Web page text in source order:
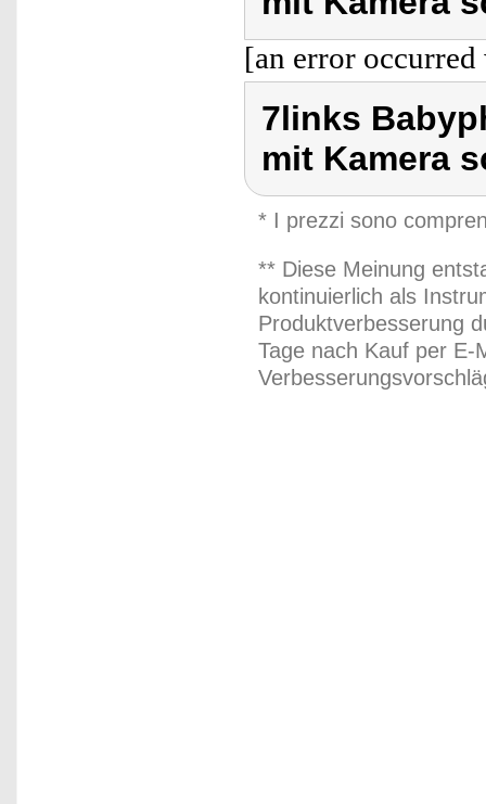
[an error
7links
mit Kamera
* I prezzi sono
** Diese Meinung
kontinuierlich als
Produktverbesserung
Tage nach Kauf per E-